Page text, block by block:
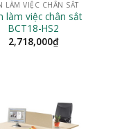
LÀM VIỆC CHÂN SẮT
làm việc chân sắt
BCT18-HS2
2,718,000₫